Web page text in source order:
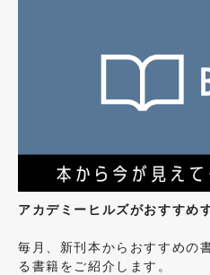
アカデミーヒルズがおすすめ
毎月、新刊本からおすすめの
る書籍をご紹介します。